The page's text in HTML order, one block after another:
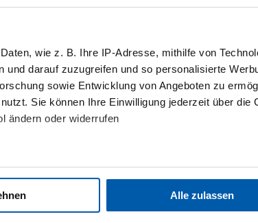
wie z. B. Ihre IP-Adresse, mithilfe von
darauf zuzugreifen und so personalisierte
sowie Entwicklung von Angeboten zu
Sie können Ihre Einwilligung jederzeit über die
ändern oder widerrufen
bis auf einige Meter genau sein können
Alle zulassen